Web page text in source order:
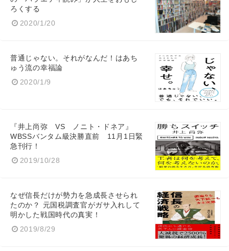
ろくする
2020/1/20
普通じゃない。それがなんだ！はあち
ゅう流の幸福論
2020/1/9
『井上尚弥 VS ノニト・ドネア』
WBSSバンタム級決勝直前 11月1日緊
急刊行！
2019/10/28
なぜ信長だけが勢力を急成長させられ
たのか？ 元国税調査官がガサ入れして
明かした戦国時代の真実！
2019/8/29
Japanese
English